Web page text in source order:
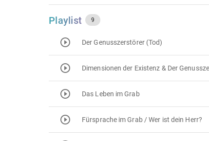
Playlist 9
Der Genusszerstörer (Tod)
Dimensionen der Existenz & Der
Das Leben im Grab
Fürsprache im Grab / Wer ist dein Herr?